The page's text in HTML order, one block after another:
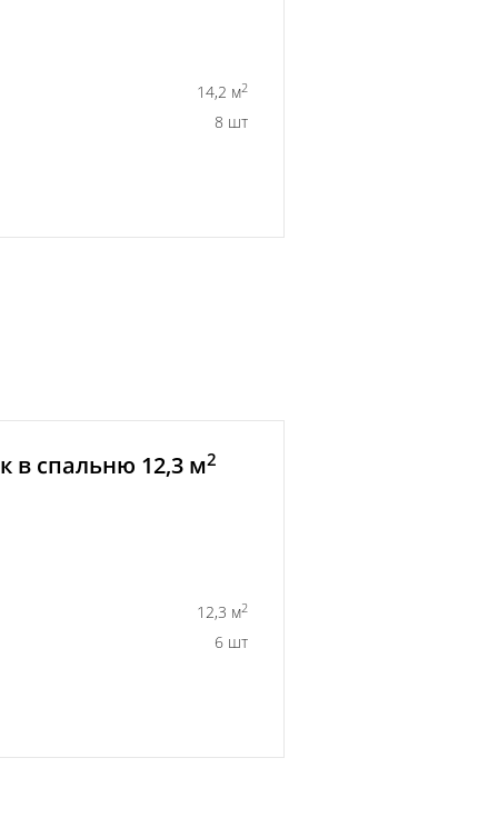
14,2 м2
8 шт
в спальню 12,3 м2
12,3 м2
6 шт